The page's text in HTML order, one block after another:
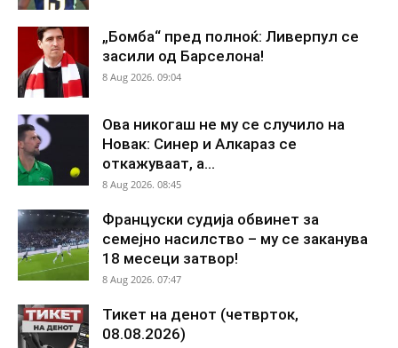
„Бомба“ пред полноќ: Ливерпул се
засили од Барселона!
8 Aug 2026. 09:04
Ова никогаш не му се случило на
Новак: Синер и Алкараз се
откажуваат, а...
8 Aug 2026. 08:45
Француски судија обвинет за
семејно насилство – му се заканува
18 месеци затвор!
8 Aug 2026. 07:47
Тикет на денот (четврток,
08.08.2026)